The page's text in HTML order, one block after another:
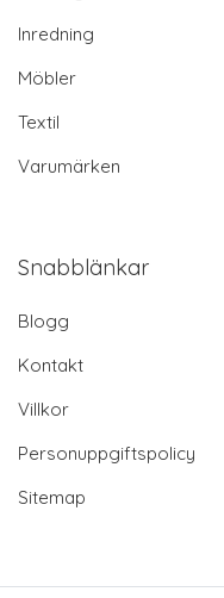
Inredning
Möbler
Textil
Varumärken
Snabblänkar
Blogg
Kontakt
Villkor
Personuppgiftspolicy
Sitemap